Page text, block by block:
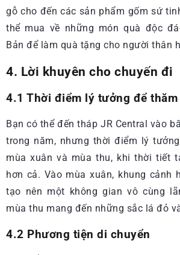
gỗ cho đến các sản phẩm gốm sứ
thể mua về những món quà độc
Bản để làm quà tặng cho người thân
4. Lời khuyên cho chuyến đi
4.1 Thời điểm lý tưởng để thăm
Bạn có thể đến tháp JR Central vào
trong năm, nhưng thời điểm lý
mùa xuân và mùa thu, khi thời tiết
hơn cả. Vào mùa xuân, khung cảnh
tạo nên một không gian vô cùng
mùa thu mang đến những sắc lá đỏ
4.2 Phương tiện di chuyển